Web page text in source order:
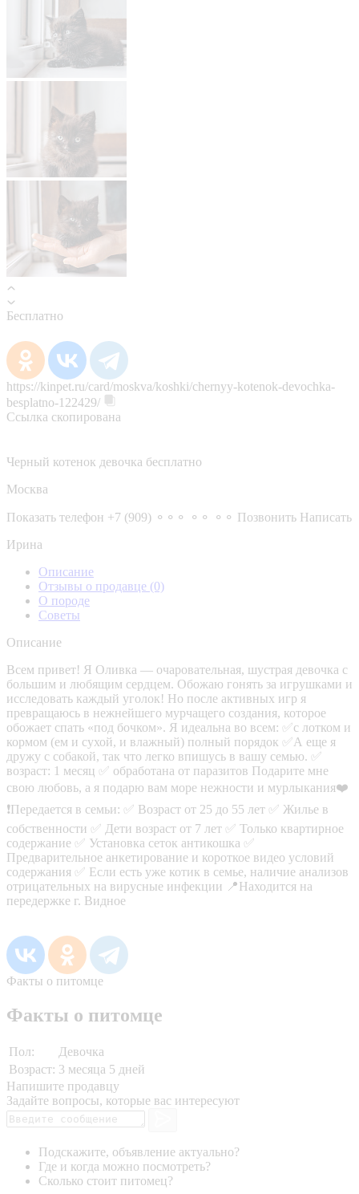
Бесплатно
https://kinpet.ru/card/moskva/koshki/chernyy-kotenok-devochka-
besplatno-122429/
Ссылка скопирована
Черный котенок девочка бесплатно
Москва
Показать телефон +7 (909) ⚬⚬⚬ ⚬⚬ ⚬⚬ Позвонить Написать
Ирина
Описание
Отзывы о продавце (0)
О породе
Советы
Описание
Всем привет! Я Оливка — очаровательная, шустрая девочка с
большим и любящим сердцем. Обожаю гонять за игрушками и
исследовать каждый уголок! Но после активных игр я
превращаюсь в нежнейшего мурчащего создания, которое
обожает спать «под бочком». Я идеальна во всем: ✅с лотком и
кормом (ем и сухой, и влажный) полный порядок ✅А еще я
дружу с собакой, так что легко впишусь в вашу семью. ✅
возраст: 1 месяц ✅ обработана от паразитов Подарите мне
свою любовь, а я подарю вам море нежности и мурлыкания❤️
❗️Передается в семьи: ✅ Возраст от 25 до 55 лет ✅ Жилье в
собственности ✅ Дети возраст от 7 лет ✅ Только квартирное
содержание ✅ Установка сеток антикошка ✅
Предварительное анкетирование и короткое видео условий
содержания ✅ Если есть уже котик в семье, наличие анализов
отрицательных на вирусные инфекции 📍Находится на
передержке г. Видное
Факты о питомце
Факты о питомце
Пол:
Девочка
Возраст: 3 месяца 5 дней
Напишите продавцу
Задайте вопросы, которые вас интересуют
Подскажите, объявление актуально?
Где и когда можно посмотреть?
Сколько стоит питомец?